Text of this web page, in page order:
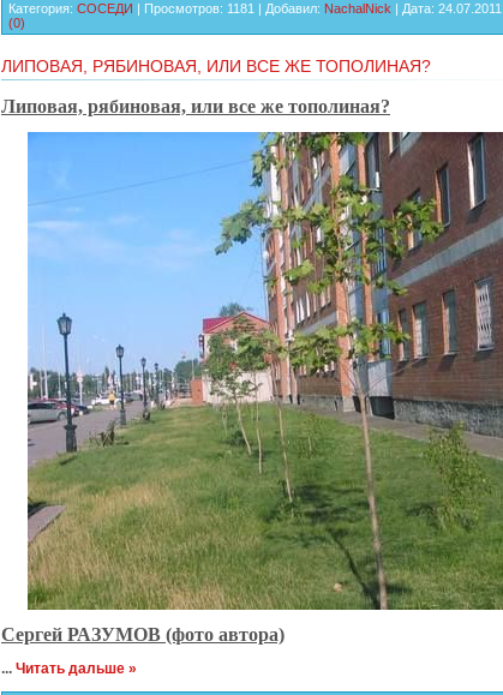
Категория: СОСЕДИ | Просмотров: 1181 | Добавил: NachalNick | Дата: 24.07.2011
(0)
ЛИПОВАЯ, РЯБИНОВАЯ, ИЛИ ВСЕ ЖЕ ТОПОЛИНАЯ?
Липовая, рябиновая, или все же тополиная?
Сергей РАЗУМОВ (фото автора)
... Читать дальше »